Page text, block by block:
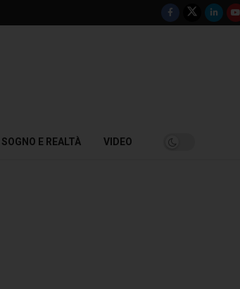
SOGNO E REALTÀ VIDEO